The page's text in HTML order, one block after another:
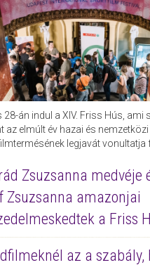
28-án indul a XIV. Friss Hús, ami
az elmúlt év hazai és nemzetközi
legjavát vonultatja
Zsuzsanna medvéje
Zsuzsanna amazonjai
a Friss
az a szabály,